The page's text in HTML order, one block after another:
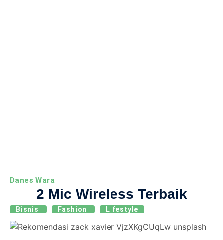
Danes Wara
2 Mic Wireless Terbaik
Bisnis Fashion Lifestyle